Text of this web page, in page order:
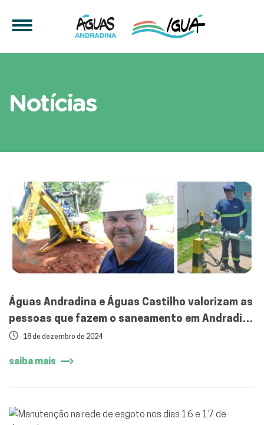
Notícias
Águas Andradina e Águas Castilho valorizam as
pessoas que fazem o saneamento em Andradina
e Castilho
18 de dezembro de 2024
saiba mais